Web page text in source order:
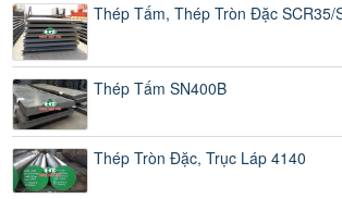
Thép Tấm, Thép Tròn Đặc SCR35/
Thép Tấm SN400B
Thép Tròn Đặc, Trục Láp 4140